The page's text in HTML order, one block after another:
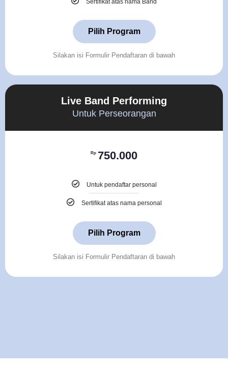
Pilih Program
Silakan isi Formulir Pendaftaran di bawah
Live Band Performing
Untuk Perseorangan
Rp 750.000
Untuk pendaftar personal
Sertifikat atas nama personal
Pilih Program
Silakan isi Formulir Pendaftaran di bawah